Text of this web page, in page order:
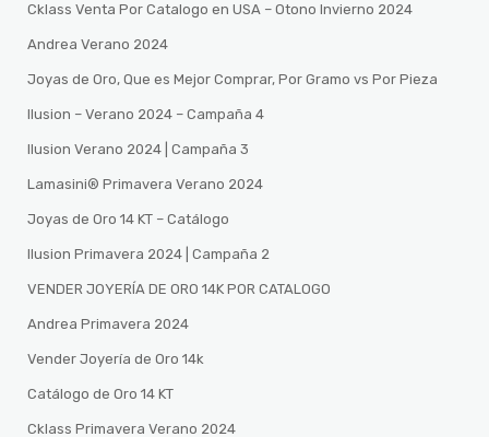
Cklass Venta Por Catalogo en USA – Otono Invierno 2024
Andrea Verano 2024
Joyas de Oro, Que es Mejor Comprar, Por Gramo vs Por Pieza
Ilusion – Verano 2024 – Campaña 4
Ilusion Verano 2024 | Campaña 3
Lamasini®️ Primavera Verano 2024
Joyas de Oro 14 KT – Catálogo
Ilusion Primavera 2024 | Campaña 2
VENDER JOYERÍA DE ORO 14K POR CATALOGO
Andrea Primavera 2024
Vender Joyería de Oro 14k
Catálogo de Oro 14 KT
Cklass Primavera Verano 2024